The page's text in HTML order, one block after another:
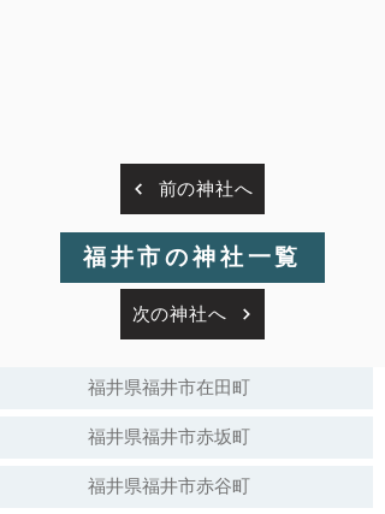
前の神社へ
福井市の神社一覧
次の神社へ
福井県福井市在田町
福井県福井市赤坂町
福井県福井市赤谷町